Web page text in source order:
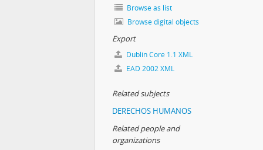
Browse as list
Browse digital objects
Export
Dublin Core 1.1 XML
EAD 2002 XML
Related subjects
DERECHOS HUMANOS
Related people and
organizations